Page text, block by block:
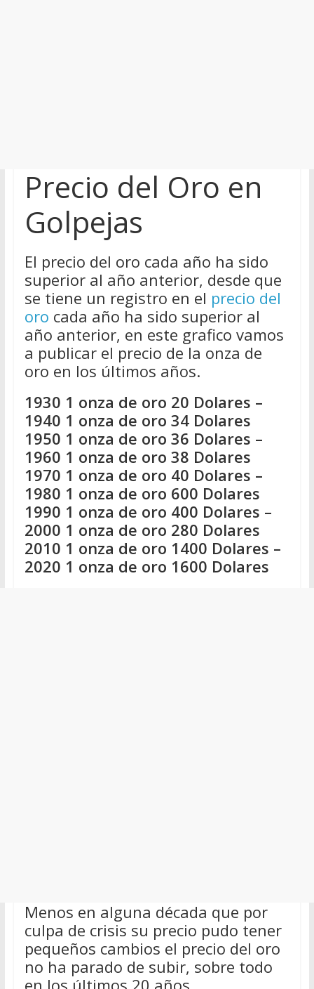
Precio del Oro en
Golpejas
El precio del oro cada año ha sido
superior al año anterior, desde que
se tiene un registro en el precio del
oro cada año ha sido superior al
año anterior, en este grafico vamos
a publicar el precio de la onza de
oro en los últimos años.
1930 1 onza de oro 20 Dolares –
1940 1 onza de oro 34 Dolares
1950 1 onza de oro 36 Dolares –
1960 1 onza de oro 38 Dolares
1970 1 onza de oro 40 Dolares –
1980 1 onza de oro 600 Dolares
1990 1 onza de oro 400 Dolares –
2000 1 onza de oro 280 Dolares
2010 1 onza de oro 1400 Dolares –
2020 1 onza de oro 1600 Dolares
Menos en alguna década que por
culpa de crisis su precio pudo tener
pequeños cambios el precio del oro
no ha parado de subir, sobre todo
en los últimos 20 años.